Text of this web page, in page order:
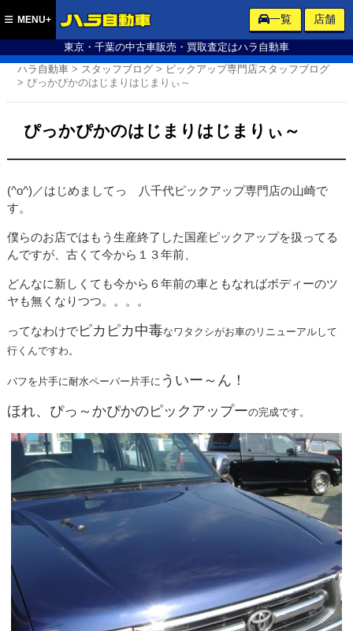
東京・千葉の中古車販売・買取査定はハラ自動車
MENU+ 一覧 店舗
ハラ自動車 > スタッフブログ > ピックアップ専門店スタッフブログ
> ぴっかぴかのはじまりはじまりぃ～
ぴっかぴかのはじまりはじまりぃ～
(^o^)／はじめましてっ 八千代ピックアップ専門店の山崎で
す。
僕らのお店ではもう生産終了した国産ピックアップを扱ってる
んですが、古くて今から１３年前、
どんなに新しくても今から６年前の車ともなればボディーのツ
ヤも無くなりつつ。。。。
ってなわけでピカピカ中毒なワタクシがお車のリニューアルして
行くんですわ。
バフを片手に耐水ペーパー片手に ういー～ん！
ほれ、ぴっ～かぴかのピックアップーの完成です。